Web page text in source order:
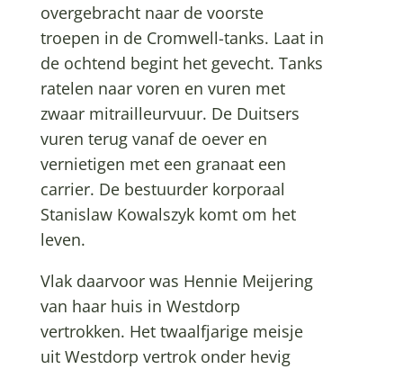
overgebracht naar de voorste
troepen in de Cromwell-tanks. Laat in
de ochtend begint het gevecht. Tanks
ratelen naar voren en vuren met
zwaar mitrailleurvuur. De Duitsers
vuren terug vanaf de oever en
vernietigen met een granaat een
carrier. De bestuurder korporaal
Stanislaw Kowalszyk komt om het
leven.
Vlak daarvoor was Hennie Meijering
van haar huis in Westdorp
vertrokken. Het twaalfjarige meisje
uit Westdorp vertrok onder hevig